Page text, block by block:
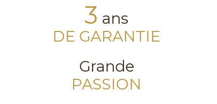
3 ans
DE GARANTIE
Grande
PASSION